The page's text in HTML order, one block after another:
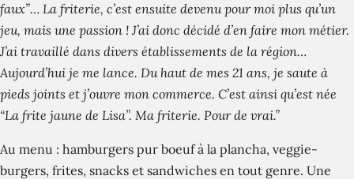
faux”… La friterie, c’est ensuite devenu pour moi plus qu’un
jeu, mais une passion ! J’ai donc décidé d’en faire mon métier.
J’ai travaillé dans divers établissements de la région…
Aujourd’hui je me lance. Du haut de mes 21 ans, je saute à
pieds joints et j’ouvre mon commerce. C’est ainsi qu’est née
“La frite jaune de Lisa”. Ma friterie. Pour de vrai.”
Au menu : hamburgers pur boeuf à la plancha, veggie-
burgers, frites, snacks et sandwiches en tout genre. Une